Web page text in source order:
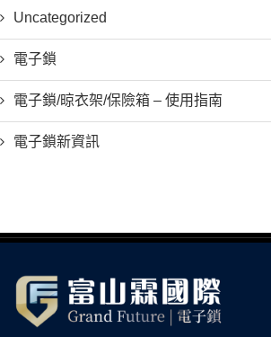
Uncategorized
電子鎖
電子鎖/晾衣架/保險箱 – 使用指南
電子鎖新資訊